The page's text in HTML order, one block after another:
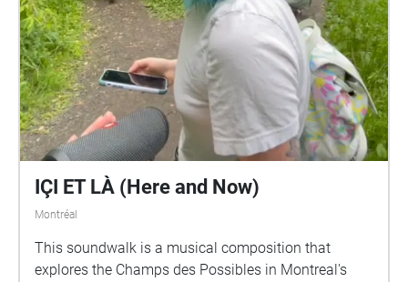
IÇI ET LÀ (Here and Now)
Montréal
This soundwalk is a musical composition that
explores the Champs des Possibles in Montreal's